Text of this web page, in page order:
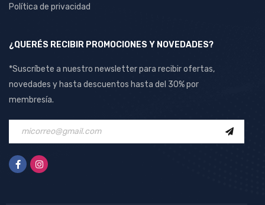
Política de privacidad
¿QUERÉS RECIBIR PROMOCIONES Y NOVEDADES?
*Suscríbete a nuestro newsletter para recibir ofertas,
novedades y hasta descuentos hasta del 30% por
membresía.